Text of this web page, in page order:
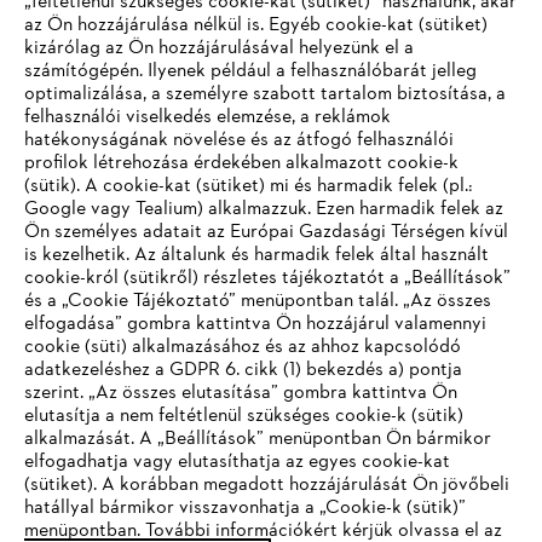
Vállalat
STIHL GYIK
Szerviz
Adatvédelem Impresszum Cookie tájékoztató
IHR BROWSER WIRD NICHT
UNTERSTÜTZT
Sie nutzen einen Browser, den wir noch nicht unterstützen. Für
eine optimale Nutzung unserer Seite empfehlen wir Ihnen, zu
einem der folgenden Browser zu wechseln:
az Ön hozzájárulása nélkül is. Egyéb cookie-kat (sütiket)
kizárólag az Ön hozzájárulásával helyezünk el a
számítógépén. Ilyenek például a felhasználóbarát jelleg
optimalizálása, a személyre szabott tartalom biztosítása, a
felhasználói viselkedés elemzése, a reklámok
hatékonyságának növelése és az átfogó felhasználói
profilok létrehozása érdekében alkalmazott cookie-k
(sütik). A cookie-kat (sütiket) mi és harmadik felek (pl.:
Google vagy Tealium) alkalmazzuk. Ezen harmadik felek az
Ön személyes adatait az Európai Gazdasági Térségen kívül
is kezelhetik. Az általunk és harmadik felek által használt
cookie-król (sütikről) részletes tájékoztatót a „Beállítások”
és a „Cookie Tájékoztató” menüpontban talál. „Az összes
elfogadása” gombra kattintva Ön hozzájárul valamennyi
cookie (süti) alkalmazásához és az ahhoz kapcsolódó
adatkezeléshez a GDPR 6. cikk (1) bekezdés a) pontja
szerint. „Az összes elutasítása” gombra kattintva Ön
elutasítja a nem feltétlenül szükséges cookie-k (sütik)
alkalmazását. A „Beállítások” menüpontban Ön bármikor
elfogadhatja vagy elutasíthatja az egyes cookie-kat
(sütiket). A korábban megadott hozzájárulását Ön jövőbeli
hatállyal bármikor visszavonhatja a „Cookie-k (sütik)”
menüpontban. További információkért kérjük olvassa el az